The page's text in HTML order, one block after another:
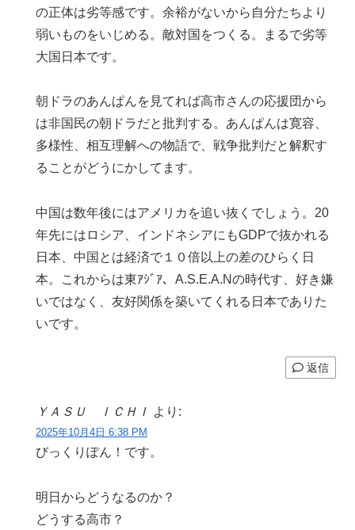
の正体は劣等感です。余裕がないから自分たちより
弱いものをいじめる。敵対国をつくる。まるで劣等
大国日本です。
朝ドラのあんぱんを見てれば高市さんの応援団から
は非国民の朝ドラだと批判する。あんぱんは寛容、
多様性、相互理解への物語で、戦争批判だと解釈す
ることがどうにかしてます。
中国は数年後にはアメリカを追い抜くでしょう。20
年先にはロシア、インドネシアにもGDPで抜かれる
日本、中国とは経済で１０倍以上の差のひらく日
本。これからは東ｱｼﾞｱ、A.S.E.A.Nの時代す、好き嫌
いではなく、友好関係を築いてくれる日本でありた
いです。
返信
ＹＡＳＵ ＩＣＨＩ より:
2025年10月4日 6:38 PM
びっくりぽん！です。
明日からどうなるのか？
どうする高市？